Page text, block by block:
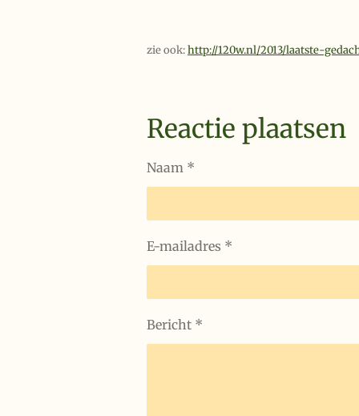
zie ook:http://120w.nl/2013/laatste-
Reactie plaatsen
Naam *
E-mailadres *
Bericht *